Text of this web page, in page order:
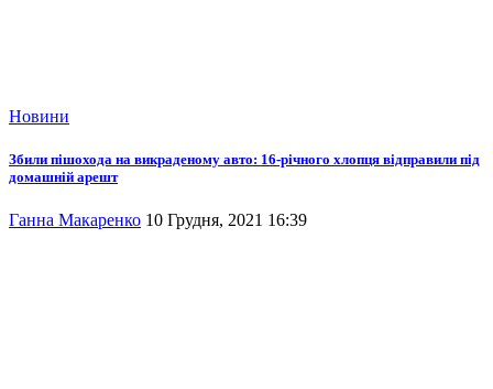
Новини
Збили пішохода на викраденому авто: 16-річного хлопця відправили під
домашній арешт
Ганна Макаренко 10 Грудня, 2021 16:39